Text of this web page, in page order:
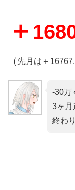
＋
（ 先月は＋
-30万
3ヶ月
終わ